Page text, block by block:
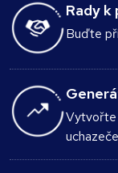
Rady k
Buďte
Vytvořte